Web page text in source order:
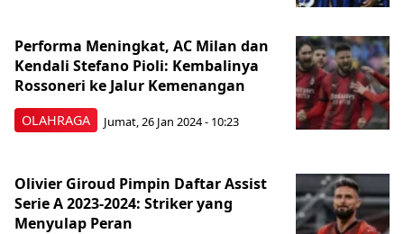
OLAHRAGA
Performa Meningkat, AC Milan dan
Kendali Stefano Pioli: Kembalinya
Rossoneri ke Jalur Kemenangan
Jumat, 26 Jan 2024 - 10:23
Olivier Giroud Pimpin Daftar Assist
Serie A 2023-2024: Striker yang
Menyulap Peran